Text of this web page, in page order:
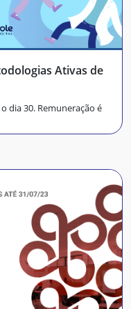
Ativas de
dia 30. Remuneração é